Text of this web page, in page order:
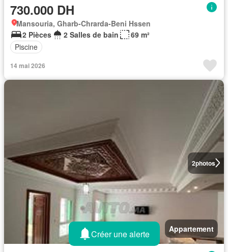
730.000 DH
Mansouria, Gharb-Chrarda-Beni Hssen
2 Pièces
2 Salles de bain
69 m²
Piscine
14 mai 2026
2photos
Appartement
Créer une alerte